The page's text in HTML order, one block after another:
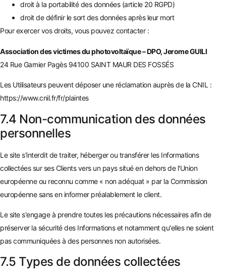
droit à la portabilité des données (article 20 RGPD)
droit de définir le sort des données après leur mort
Pour exercer vos droits, vous pouvez contacter :
Association des victimes du photovoltaïque – DPO, Jerome GUILI
24 Rue Garnier Pagès 94100 SAINT MAUR DES FOSSÉS
Les Utilisateurs peuvent déposer une réclamation auprès de la CNIL :
https://www.cnil.fr/fr/plaintes
7.4 Non-communication des données
personnelles
Le site s'interdit de traiter, héberger ou transférer les Informations
collectées sur ses Clients vers un pays situé en dehors de l'Union
européenne ou reconnu comme « non adéquat » par la Commission
européenne sans en informer préalablement le client.
Le site s'engage à prendre toutes les précautions nécessaires afin de
préserver la sécurité des Informations et notamment qu'elles ne soient
pas communiquées à des personnes non autorisées.
7.5 Types de données collectées